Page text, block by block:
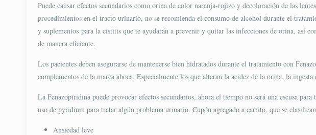
Puede causar efectos secundarios como orina de color naranja-rojizo y decoloración de las
procedimientos en el tracto urinario, no se recomienda el consumo de alcohol durante el
y suplementos para la cistitis que te ayudarán a prevenir y quitar las infecciones de orina, así
de manera eficiente.
Los pacientes deben asegurarse de mantenerse bien hidratados durante el tratamiento con
complementos de la marca aboca. Especialmente los que alteran la acidez de la orina, la
La Fenazopiridina puede provocar efectos secundarios, ahora el tiempo no será una escusa
uso de pyridium para tratar algún problema urinario. Cupón agregado a carrito, que se
Ansiedad leve